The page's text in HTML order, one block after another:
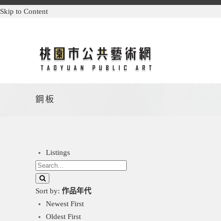
Skip to Content
鋼板
Listings
Sort by: 作品年代
Newest First
Oldest First